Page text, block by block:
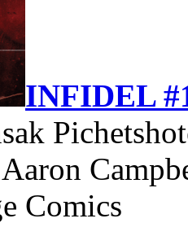
INFIDEL
Comics